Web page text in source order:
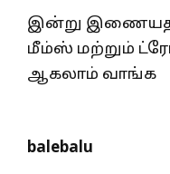
இன்று
மீம்ஸ் மற்றும்
ஆகலாம் வாங்க
balebalu